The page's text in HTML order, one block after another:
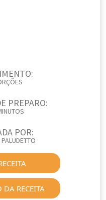
PREPARO:
POR:
DA RECEITA